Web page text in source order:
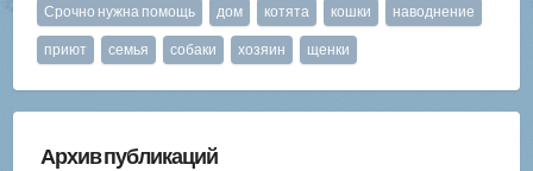
Срочно нужна помощь дом котята кошки наводнение
приют семья собаки хозяин щенки
Архив публикаций